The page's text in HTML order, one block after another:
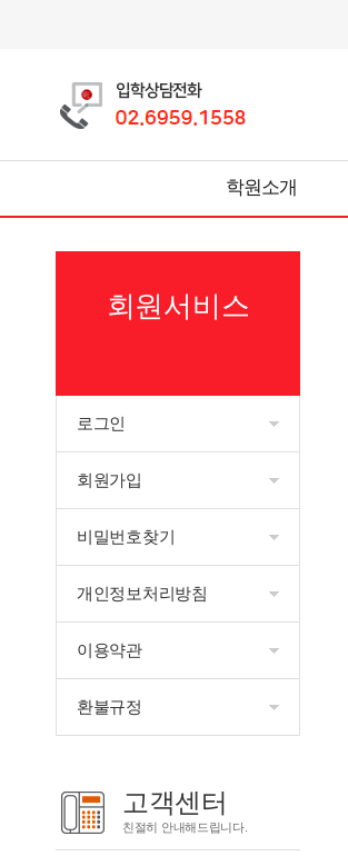
학원소개
회원서비스
로그인
회원가입
비밀번호찾기
개인정보처리방침
이용약관
환불규정
고객센터
친절히 안내해드립니다.